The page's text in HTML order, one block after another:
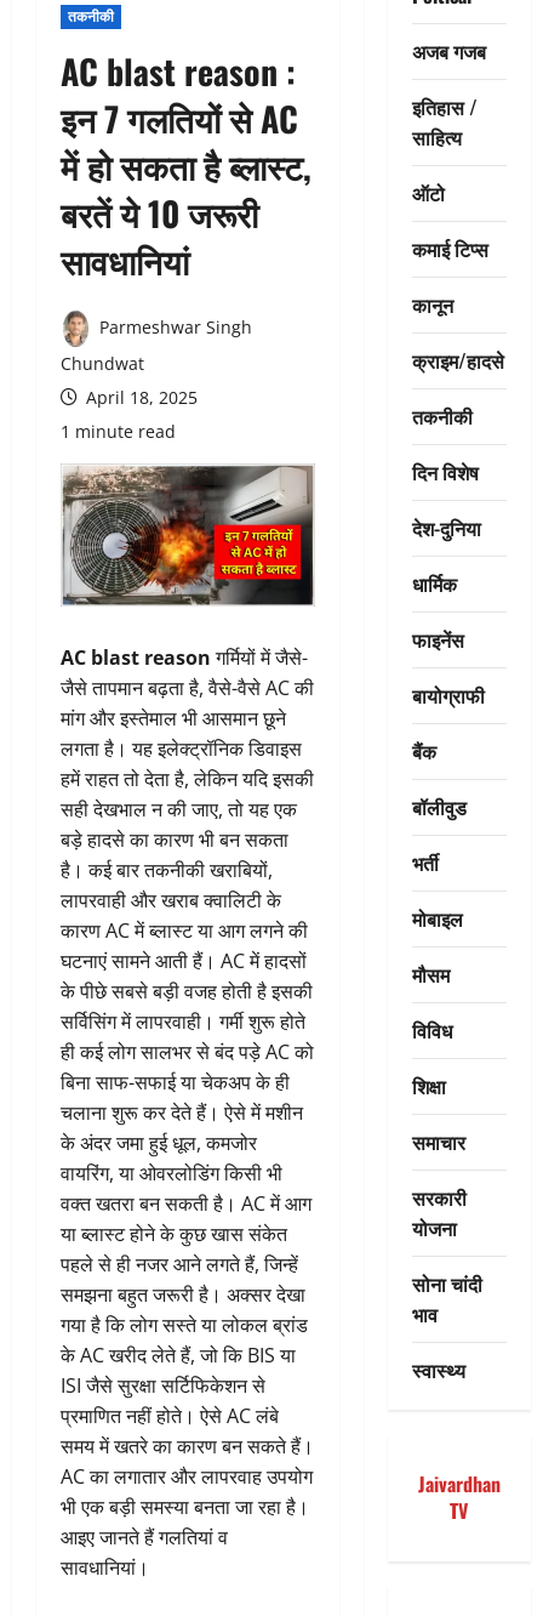
तकनीकी
AC blast reason :
इन 7 गलतियों से AC
में हो सकता है ब्लास्ट,
बरतें ये 10 जरूरी
सावधानियां
Parmeshwar Singh
Chundwat
April 18, 2025
1 minute read
AC blast reasonगर्मियों में जैसे-
जैसे तापमान बढ़ता है, वैसे-वैसे AC की
मांग और इस्तेमाल भी आसमान छूने
लगता है। यह इलेक्ट्रॉनिक डिवाइस
हमें राहत तो देता है, लेकिन यदि इसकी
सही देखभाल न की जाए, तो यह एक
बड़े हादसे का कारण भी बन सकता
है। कई बार तकनीकी खराबियों,
लापरवाही और खराब क्वालिटी के
कारण AC में ब्लास्ट या आग लगने की
घटनाएं सामने आती हैं। AC में हादसों
के पीछे सबसे बड़ी वजह होती है इसकी
सर्विसिंग में लापरवाही। गर्मी शुरू होते
ही कई लोग सालभर से बंद पड़े AC को
बिना साफ-सफाई या चेकअप के ही
चलाना शुरू कर देते हैं। ऐसे में मशीन
के अंदर जमा हुई धूल, कमजोर
वायरिंग, या ओवरलोडिंग किसी भी
वक्त खतरा बन सकती है। AC में आग
या ब्लास्ट होने के कुछ खास संकेत
पहले से ही नजर आने लगते हैं, जिन्हें
समझना बहुत जरूरी है। अक्सर देखा
गया है कि लोग सस्ते या लोकल ब्रांड
के AC खरीद लेते हैं, जो कि BIS या
ISI जैसे सुरक्षा सर्टिफिकेशन से
प्रमाणित नहीं होते। ऐसे AC लंबे
समय में खतरे का कारण बन सकते हैं।
AC का लगातार और लापरवाह उपयोग
भी एक बड़ी समस्या बनता जा रहा है।
आइए जानते हैं गलतियां व
सावधानियां।
अजब गजब
इतिहास /
साहित्य
ऑटो
कमाई टिप्स
कानून
क्राइम/हादसे
तकनीकी
दिन विशेष
देश-दुनिया
धार्मिक
फाइनेंस
बायोग्राफी
बैंक
बॉलीवुड
भर्ती
मोबाइल
मौसम
विविध
शिक्षा
समाचार
सरकारी
योजना
सोना चांदी
भाव
स्वास्थ्य
Jaivardhan
TV